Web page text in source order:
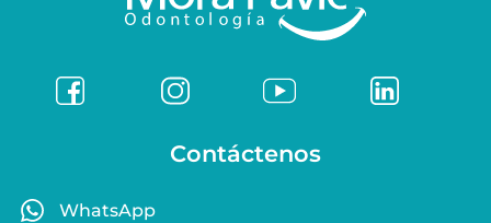
Contáctenos
WhatsApp